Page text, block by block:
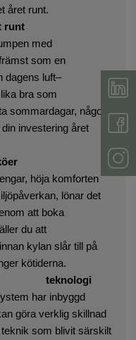
året runt.
runt
med
som en
dagens luft–
bra som
sommardagar, något
investering året
höja komforten
lönar det
att boka
du att
kylan slår till på
kötiderna.
teknologi
har inbyggd
göra verklig skillnad
som blivit särskilt